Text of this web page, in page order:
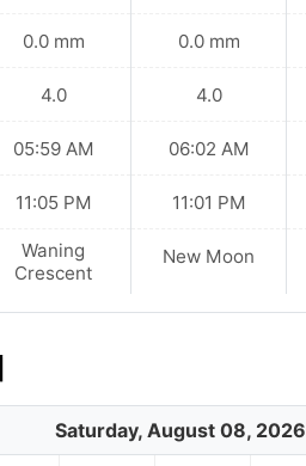
0.0 mm
4.0
05:59 AM
11:05 PM
Waning
Crescent
0.0 mm
4.0
06:02 AM
11:01 PM
New Moon
Saturday, August 08, 2026